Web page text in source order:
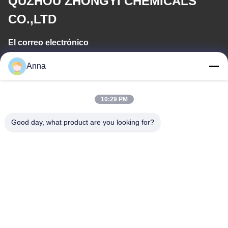
CO.,LTD
El correo electrónico
wfmbeide@163.com
Nuestra dirección
Anna
10:29 PM
Good day, what product are you looking for?